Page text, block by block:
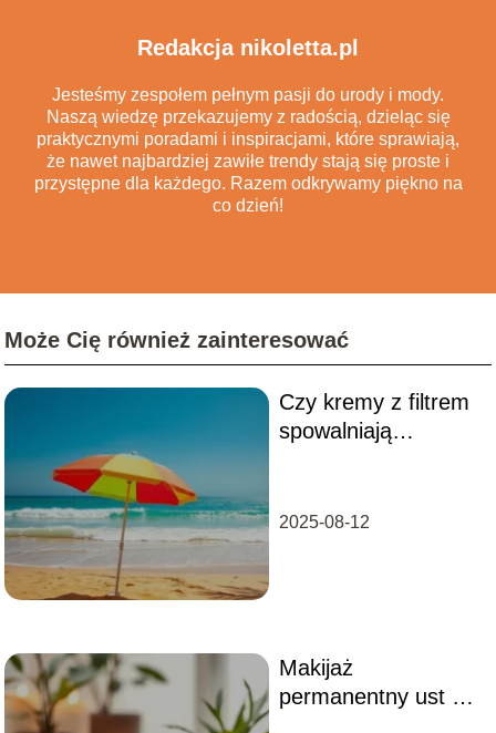
Redakcja nikoletta.pl
Jesteśmy zespołem pełnym pasji do urody i mody.
Naszą wiedzę przekazujemy z radością, dzieląc się
praktycznymi poradami i inspiracjami, które sprawiają,
że nawet najbardziej zawiłe trendy stają się proste i
przystępne dla każdego. Razem odkrywamy piękno na
co dzień!
Może Cię również zainteresować
Czy kremy z filtrem
spowalniają
2025-08-12
Makijaż
permanentny ust –